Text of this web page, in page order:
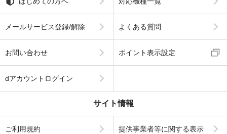
メールサービス登録/解除 よくある質問
お問い合わせ ポイント表示設定
dアカウントログイン
サイト情報
ご利用規約 提供事業者等に関する表示